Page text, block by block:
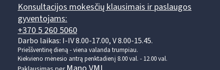
Konsultacijos mokesčių klausimais ir paslaugos
gyventojams:
+370 5 260 5060
Darbo laikas: I-IV 8.00-17.00, V 8.00-15.45.
Prieššventinę dieną - viena valanda trumpiau.
Kiekvieno mėnesio antrą penktadienį 8.00 val. - 12.00 val.